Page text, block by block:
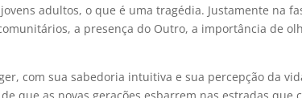
adultos, o que é uma tragédia. Justamente na
a presença do Outro, a importância de
com sua sabedoria intuitiva e sua percepção da